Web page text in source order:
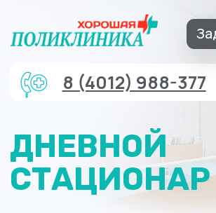
Задать вопрос
ДНЕВНОЙ
СТАЦИОНАР
Дневной стационар —альтернатива обычному
круглосуточному стационару для тех, кто
ценит свое время и не хочет или не имеет
возможности надолго отрываться от работы и